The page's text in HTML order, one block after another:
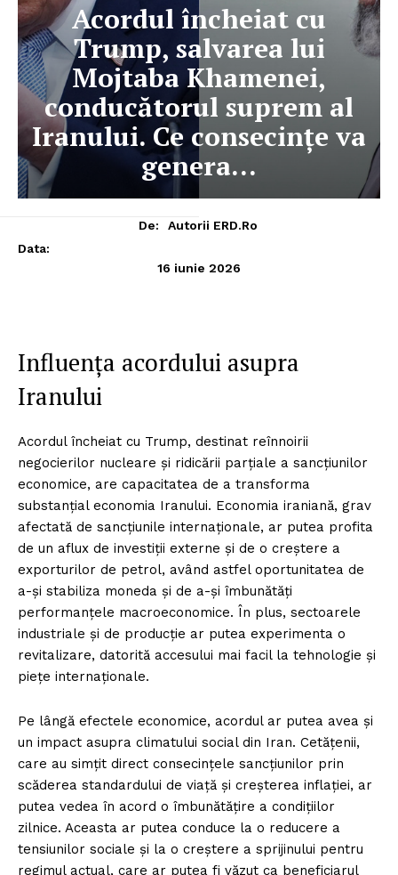
Acordul încheiat cu
Trump, salvarea lui
Mojtaba Khamenei,
conducătorul suprem al
Iranului. Ce consecințe va
genera…
De:
Autorii ERD.ro
Data:
16 iunie 2026
Influența acordului asupra
Iranului
Acordul încheiat cu Trump, destinat reînnoirii
negocierilor nucleare și ridicării parțiale a sancțiunilor
economice, are capacitatea de a transforma
substanțial economia Iranului. Economia iraniană, grav
afectată de sancțiunile internaționale, ar putea profita
de un aflux de investiții externe și de o creștere a
exporturilor de petrol, având astfel oportunitatea de
a-și stabiliza moneda și de a-și îmbunătăți
performanțele macroeconomice. În plus, sectoarele
industriale și de producție ar putea experimenta o
revitalizare, datorită accesului mai facil la tehnologie și
piețe internaționale.
Pe lângă efectele economice, acordul ar putea avea și
un impact asupra climatului social din Iran. Cetățenii,
care au simțit direct consecințele sancțiunilor prin
scăderea standardului de viață și creșterea inflației, ar
putea vedea în acord o îmbunătățire a condițiilor
zilnice. Aceasta ar putea conduce la o reducere a
tensiunilor sociale și la o creștere a sprijinului pentru
regimul actual, care ar putea fi văzut ca beneficiarul